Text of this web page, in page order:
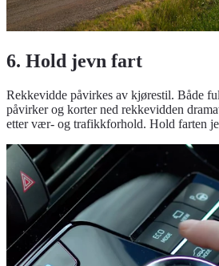
6. Hold jevn fart
Rekkevidde påvirkes av kjørestil. Både
påvirker og korter ned rekkevidden
etter vær- og trafikkforhold. Hold farten